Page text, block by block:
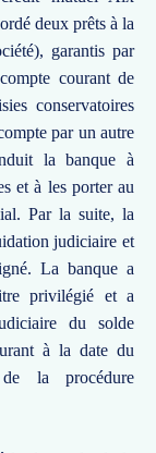
deux prêts à la
garantis par
courant de
conservatoires
par un autre
la banque à
et à les porter au
Par la suite, la
judiciaire et
La banque a
privilégié et a
du solde
à la date du
de la procédure